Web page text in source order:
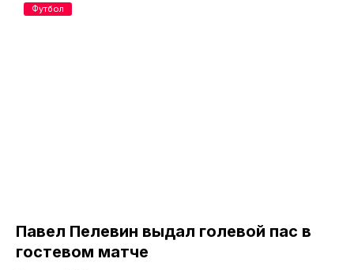
Павел Пелевин выдал голевой пас в
гостевом матче
Футбол